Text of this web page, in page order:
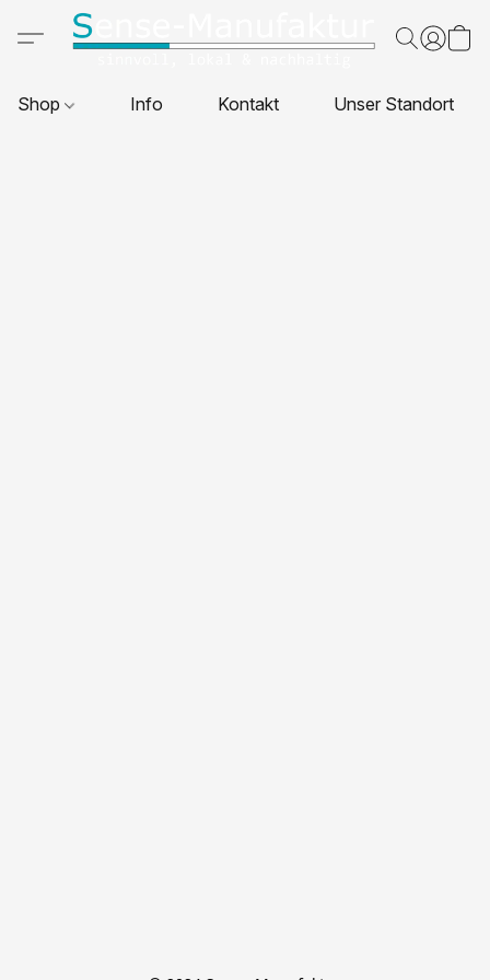
Shop Info Kontakt Unser Standort